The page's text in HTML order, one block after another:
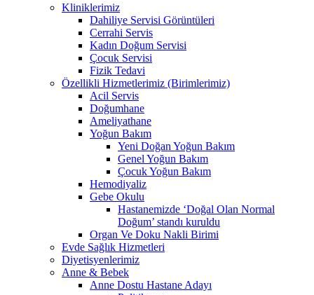
Kliniklerimiz
Dahiliye Servisi Görüntüleri
Cerrahi Servis
Kadın Doğum Servisi
Çocuk Servisi
Fizik Tedavi
Özellikli Hizmetlerimiz (Birimlerimiz)
Acil Servis
Doğumhane
Ameliyathane
Yoğun Bakım
Yeni Doğan Yoğun Bakım
Genel Yoğun Bakım
Çocuk Yoğun Bakım
Hemodiyaliz
Gebe Okulu
Hastanemizde ‘Doğal Olan Normal
Doğum’ standı kuruldu
Organ Ve Doku Nakli Birimi
Evde Sağlık Hizmetleri
Diyetisyenlerimiz
Anne & Bebek
Anne Dostu Hastane Adayı